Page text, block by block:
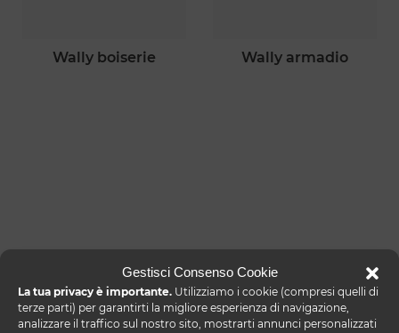
Gestisci Consenso Cookie
La tua privacy è importante. Utilizziamo i cookie (compresi quelli di
terze parti) per garantirti la migliore esperienza di navigazione,
analizzare il traffico sul nostro sito, mostrarti annunci personalizzati
wally boiserie wally armadio